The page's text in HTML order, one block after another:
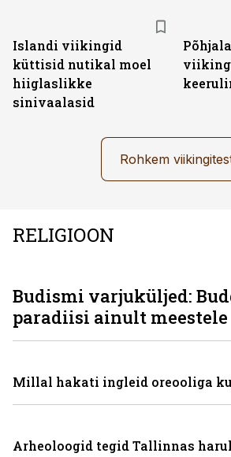
Islandi viikingid
küttisid nutikal moel
hiiglaslikke
sinivaalasid
Rohkem
RELIGIOON
Budismi varjuküljed:
paradiisi ainult meestele
Millal hakati ingleid oreooliga
Arheoloogid tegid Tallinnas